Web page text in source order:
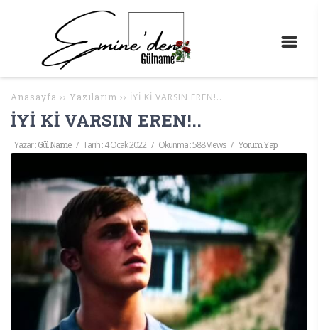
Anasayfa ›› Yazılarım ›› İYİ Kİ VARSIN EREN!..
İYİ Kİ VARSIN EREN!..
Yazar :Gül Name / Tarih :4 Ocak 2022 / Okunma : 588 Views / Yorum Yap